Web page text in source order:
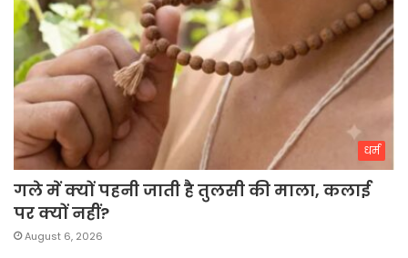
धर्म
गले में क्यों पहनी जाती है तुलसी की माला, कलाई
पर क्यों नहीं?
August 6, 2026